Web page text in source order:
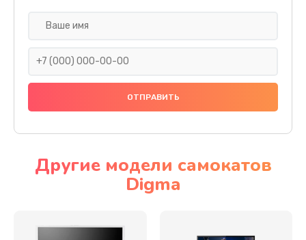
Восстановление данных
Замена северного моста
Замена экрана
Другие модели самокатов
Digma